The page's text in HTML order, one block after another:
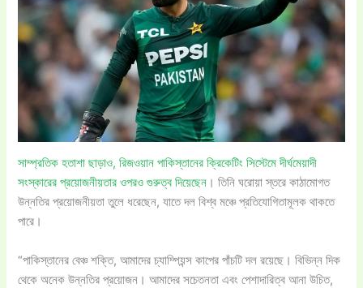
সাম্প্রতিক হতাশা ছাড়াও, রিজওয়ান পাকিস্তানের ক্রিকেটিং সিস্টেমে দীর্ঘমেয়াদী
সংস্কারের প্রয়োজনীয়তার ওপরও গুরুত্ব দিয়েছেন । তিনি ঘরোয়া স্তরে কাঠামোগত
উন্নতির প্রয়োজনীয়তা তুলে ধরেছেন, যাতে দল বিশ্ব মঞ্চে প্রতিযোগিতামূলক থাকতে
পারে।
“পাকিস্তানের বেঞ্চ শক্তি, আমাদের চ্যাম্পিয়ন্স কাপের পাঁচটি দল রয়েছে। বিভিন্ন দিক
থেকে অনেক উন্নতির প্রয়োজন। আমাদের সচেতনতা এবং পেশাদারিত্ব আনা উচিত,